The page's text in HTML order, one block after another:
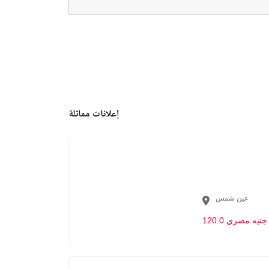
إعلانات مماثلة
عين شمس
120.0 جنيه مصري